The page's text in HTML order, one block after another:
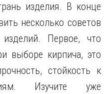
изделия. В конце
несколько советов
Первое, что
выборе кирпича, это
стойкость к
Изучите уже